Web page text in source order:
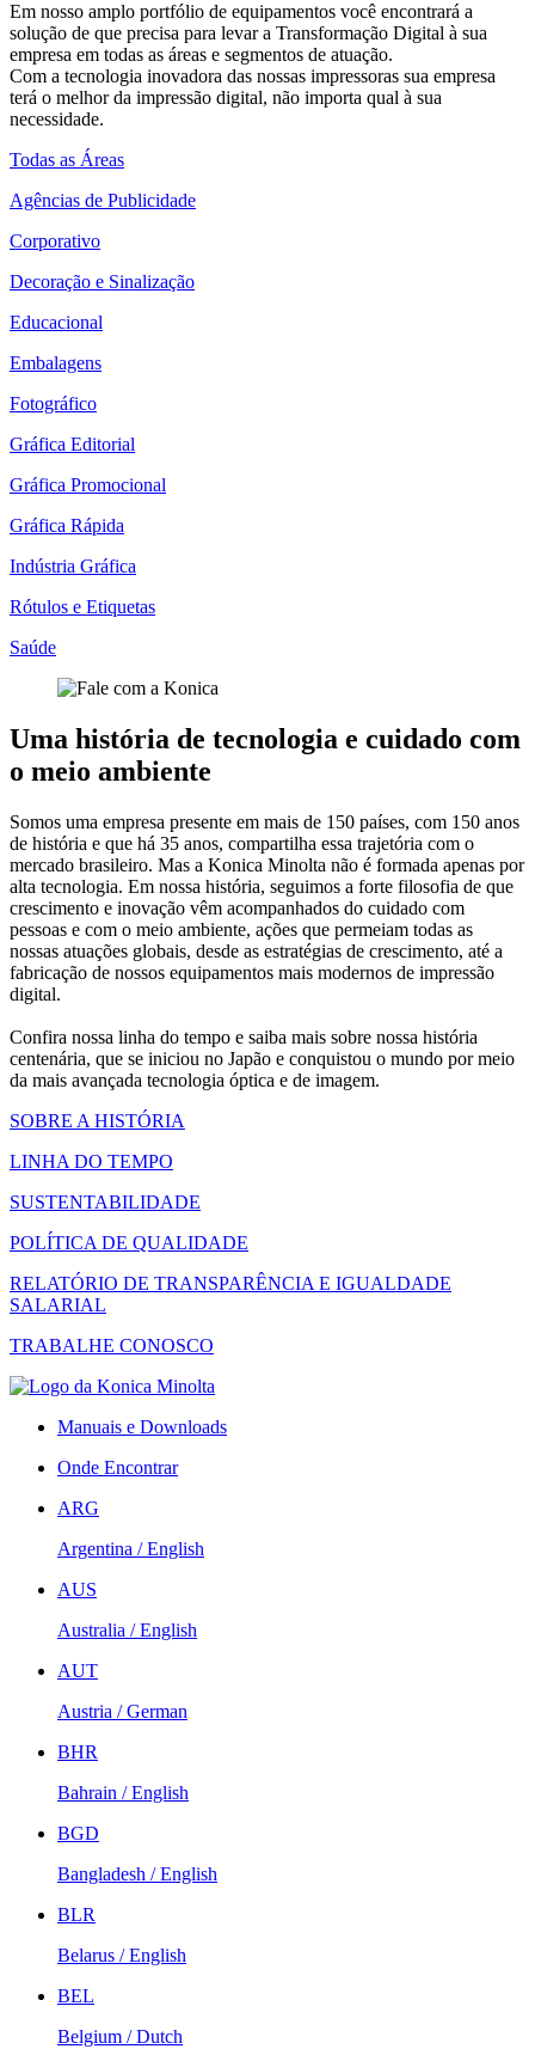
Em nosso amplo portfólio de equipamentos você encontrará a
solução de que precisa para levar a Transformação Digital à sua
empresa em todas as áreas e segmentos de atuação.
Com a tecnologia inovadora das nossas impressoras sua empresa
terá o melhor da impressão digital, não importa qual à sua
necessidade.
Todas as Áreas
Agências de Publicidade
Corporativo
Decoração e Sinalização
Educacional
Embalagens
Fotográfico
Gráfica Editorial
Gráfica Promocional
Gráfica Rápida
Indústria Gráfica
Rótulos e Etiquetas
Saúde
Uma história de tecnologia e cuidado com
o meio ambiente
Somos uma empresa presente em mais de 150 países, com 150 anos
de história e que há 35 anos, compartilha essa trajetória com o
mercado brasileiro. Mas a Konica Minolta não é formada apenas por
alta tecnologia. Em nossa história, seguimos a forte filosofia de que
crescimento e inovação vêm acompanhados do cuidado com
pessoas e com o meio ambiente, ações que permeiam todas as
nossas atuações globais, desde as estratégias de crescimento, até a
fabricação de nossos equipamentos mais modernos de impressão
digital.
Confira nossa linha do tempo e saiba mais sobre nossa história
centenária, que se iniciou no Japão e conquistou o mundo por meio
da mais avançada tecnologia óptica e de imagem.
SOBRE A HISTÓRIA
LINHA DO TEMPO
SUSTENTABILIDADE
POLÍTICA DE QUALIDADE
RELATÓRIO DE TRANSPARÊNCIA E IGUALDADE
SALARIAL
TRABALHE CONOSCO
Manuais e Downloads
Onde Encontrar
ARG
Argentina / English
AUS
Australia / English
AUT
Austria / German
BHR
Bahrain / English
BGD
Bangladesh / English
BLR
Belarus / English
BEL
Belgium / Dutch